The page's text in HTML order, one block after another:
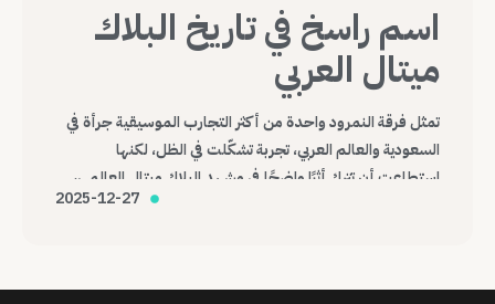
اسم راسخ في تاريخ البلاك
ميتال العربي
تمثل فرقة النمرود واحدة من أكثر التجارب الموسيقية جرأة في
السعودية والعالم العربي، تجربة تشكّلت في الظل، لكنها
استطاعت أن تترك أثرًا واضحًا في مشهد البلاك ميتال العالمي،
وتؤكد أن الموسيقى، مهما كانت هامشية أو صادمة، قادرة على
2025-12-27